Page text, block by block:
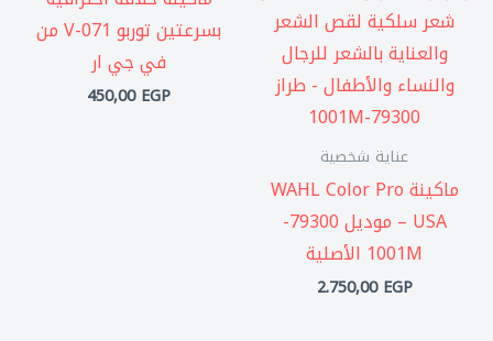
عناية شخصية
ماكينة WAHL Color Pro
USA – موديل 79300-
1001M الأصلية
2.750,00EGP
بسرعتين توربو V-071 من
في جي ار
450,00EGP